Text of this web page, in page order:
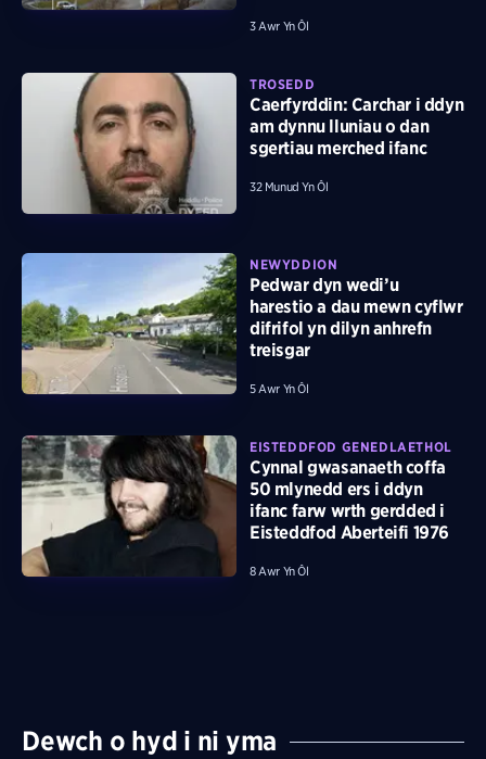
3 Awr Yn Ôl
TROSEDD
Caerfyrddin: Carchar i ddyn
am dynnu lluniau o dan
sgertiau merched ifanc
32 Munud Yn Ôl
NEWYDDION
Pedwar dyn wedi’u
harestio a dau mewn cyflwr
difrifol yn dilyn anhrefn
treisgar
5 Awr Yn Ôl
EISTEDDFOD GENEDLAETHOL
Cynnal gwasanaeth coffa
50 mlynedd ers i ddyn
ifanc farw wrth gerdded i
Eisteddfod Aberteifi 1976
8 Awr Yn Ôl
Dewch o hyd i ni yma